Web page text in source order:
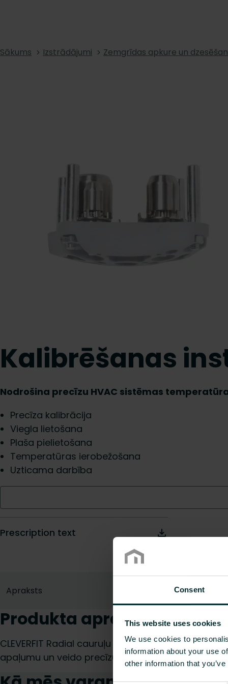
Consent
This website uses cookies
We use cookies to
information about your use
other information that
Sākums Izstrādājumi Zemgrīdas apkure un
Kalibrēšanas
Nodrošina precīzu HVAC sistēmas
Precīza kalibrācija
Viegla lietošana
Plaša pielietošana
Temperatūras ierobežošana
Uzticama darbība
Prescription text
Apraksts
Produkta apraksts
CLEVERFIT Radial cauruļu kalibratori diametriem
apaļumu un veido precīzu iekšējās malas